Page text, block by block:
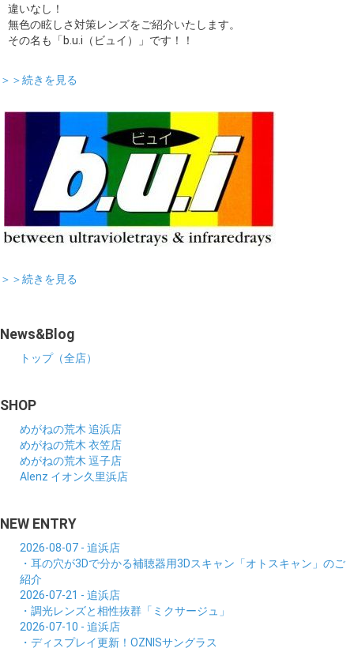
違いなし！
無色の眩しさ対策レンズをご紹介いたします。
その名も「b.u.i（ビュイ）」です！！
＞＞続きを見る
＞＞続きを見る
News&Blog
トップ（全店）
SHOP
めがねの荒木 追浜店
めがねの荒木 衣笠店
めがねの荒木 逗子店
Alenz イオン久里浜店
NEW ENTRY
2026-08-07 - 追浜店
・耳の穴が3Dで分かる補聴器用3Dスキャン「オトスキャン」のご
紹介
2026-07-21 - 追浜店
・調光レンズと相性抜群「ミクサージュ」
2026-07-10 - 追浜店
・ディスプレイ更新！OZNISサングラス